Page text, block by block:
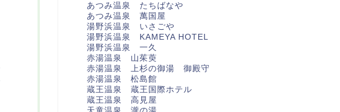
あつみ温泉 たちばなや
あつみ温泉 萬国屋
湯野浜温泉 いさごや
湯野浜温泉 KAMEYA HOTEL
湯野浜温泉 一久
赤湯温泉 山茱萸
赤湯温泉 上杉の御湯 御殿守
赤湯温泉 松島館
蔵王温泉 蔵王国際ホテル
蔵王温泉 高見屋